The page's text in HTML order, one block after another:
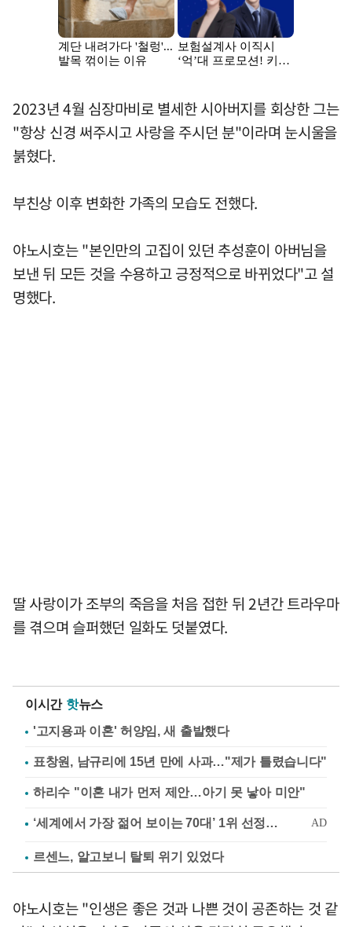
2023년 4월 심장마비로 별세한 시아버지를 회상한 그는
"항상 신경 써주시고 사랑을 주시던 분"이라며 눈시울을
붉혔다.
부친상 이후 변화한 가족의 모습도 전했다.
야노시호는 "본인만의 고집이 있던 추성훈이 아버님을
보낸 뒤 모든 것을 수용하고 긍정적으로 바뀌었다"고 설
명했다.
딸 사랑이가 조부의 죽음을 처음 접한 뒤 2년간 트라우마
를 겪으며 슬퍼했던 일화도 덧붙였다.
이시간 핫뉴스
'고지용과 이혼' 허양임, 새 출발했다
표창원, 남규리에 15년 만에 사과…"제가 틀렸습니다"
하리수 "이혼 내가 먼저 제안…아기 못 낳아 미안"
르센느, 알고보니 탈퇴 위기 있었다
야노시호는 "인생은 좋은 것과 나쁜 것이 공존하는 것 같